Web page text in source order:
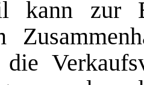
kann zur